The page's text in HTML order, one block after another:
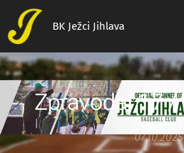
BK Ježci Jihlava
Zpravodaj 17
07.10.2025